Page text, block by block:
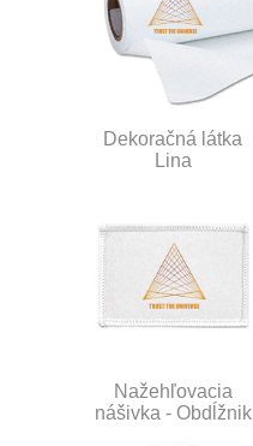
Dekoračná látka
Lina
Nažehľovacia
nášivka - Obdĺžnik